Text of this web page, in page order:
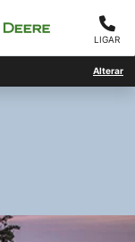
LIGAR
Alterar